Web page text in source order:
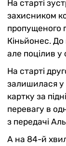
На старті
захисником
пропущеного
Кіньйонес. До
але поцілив у
На старті
залишилася у
картку за
перевагу в
з передачі
А на 84-й